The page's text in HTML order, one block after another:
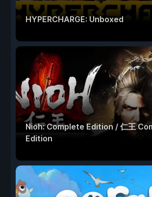
HYPERCHARGE: Unboxed
Nioh: Complete Edition / 仁王
Edition